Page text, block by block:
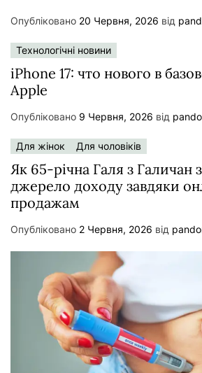
Опубліковано 20 Червня, 2026 від
Технологічні новини
iPhone 17: что нового в
Apple
Опубліковано 9 Червня, 2026 від
Для жінок Для чоловіків
Як 65-річна Галя з Галичан
джерело доходу завдяки
продажам
Опубліковано 2 Червня, 2026 від